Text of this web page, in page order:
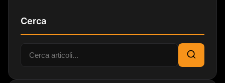
Cerca
Cerca:
Cerca